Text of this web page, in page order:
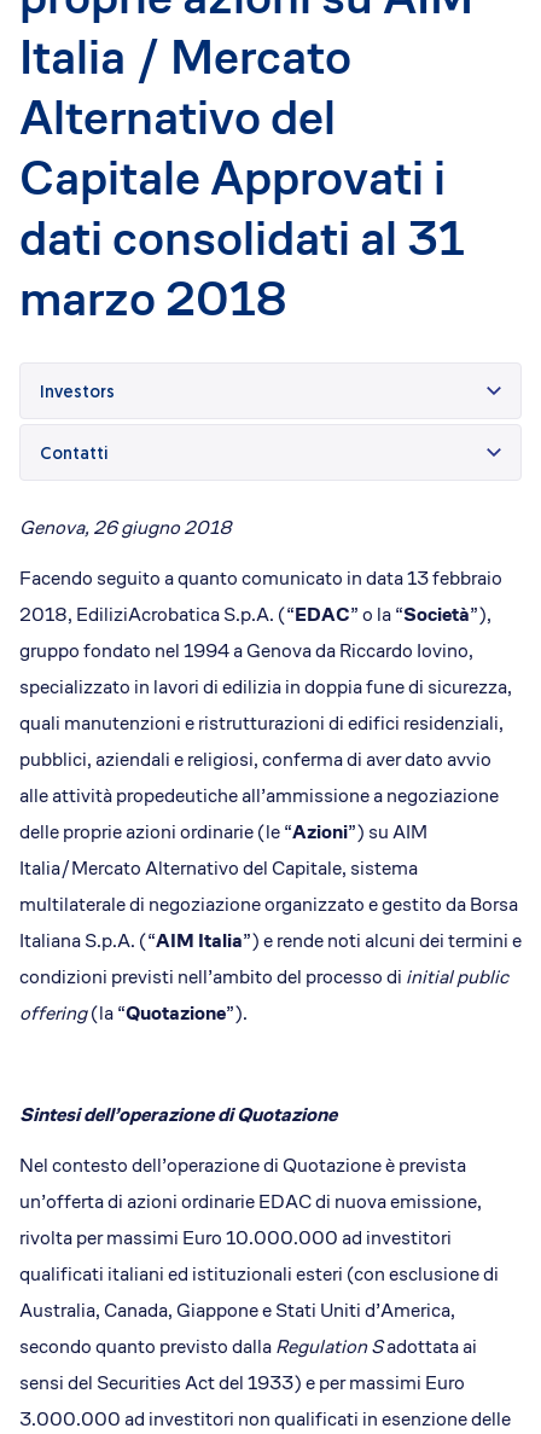
Dicono di Acrobatica
Approfondimenti
News
Italia / Mercato
Alternativo del
Capitale Approvati i
dati consolidati al 31
marzo 2018
Investors
Contatti
Genova, 26 giugno 2018
Facendo seguito a quanto comunicato in data 13 febbraio
2018, EdiliziAcrobatica S.p.A. (“EDAC” o la “Società”),
gruppo fondato nel 1994 a Genova da Riccardo Iovino,
specializzato in lavori di edilizia in doppia fune di sicurezza,
quali manutenzioni e ristrutturazioni di edifici residenziali,
pubblici, aziendali e religiosi, conferma di aver dato avvio
alle attività propedeutiche all’ammissione a negoziazione
delle proprie azioni ordinarie (le “Azioni”) su AIM
Italia/Mercato Alternativo del Capitale, sistema
multilaterale di negoziazione organizzato e gestito da Borsa
Italiana S.p.A. (“AIM Italia”) e rende noti alcuni dei termini e
condizioni previsti nell’ambito del processo di initial public
offering(la “Quotazione”).
Sintesi dell’operazione di Quotazione
Nel contesto dell’operazione di Quotazione è prevista
un’offerta di azioni ordinarie EDAC di nuova emissione,
rivolta per massimi Euro 10.000.000 ad investitori
qualificati italiani ed istituzionali esteri (con esclusione di
Australia, Canada, Giappone e Stati Uniti d’America,
secondo quanto previsto dallaRegulation Sadottata ai
sensi del Securities Act del 1933) e per massimi Euro
3.000.000 ad investitori non qualificati in esenzione delle